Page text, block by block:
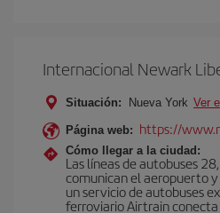
Internacional Newark
Situación: Nueva York Ver
Página web: https://
Cómo llegar a la ciudad:
Las líneas de autobuses
comunican el aeropuerto
un servicio de autobuses
ferroviario Airtrain